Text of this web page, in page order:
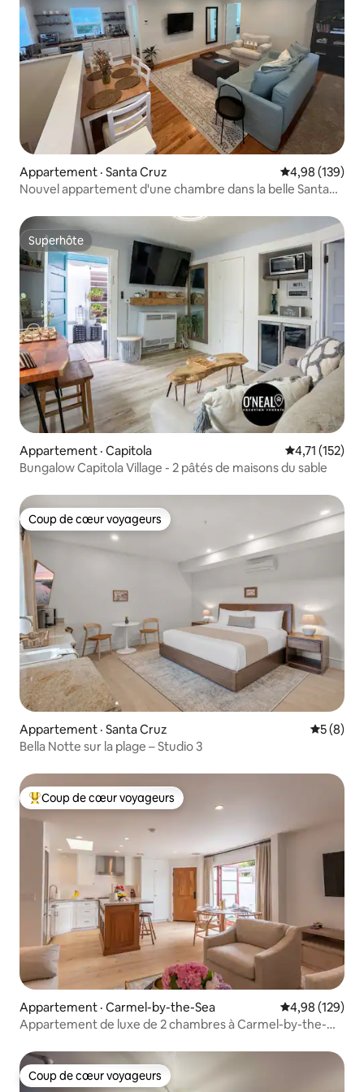
Appartement · Santa Cruz Note
4,98 (139)
Nouvel appartement d'une chambre dans la belle Santa
Superhôte
Superhôte
Appartement · Capitola Note
4,71 (152)
Bungalow Capitola Village - 2 pâtés de maisons du sable
Coup de cœur voyageurs
Coup de cœur voyageurs
Appartement · Santa Cruz Note
5 (8)
Bella Notte sur la plage – Studio 3
Coup de cœur voyageurs parmi les plus aimés
Coup de cœur voyageurs
Appartement · Carmel-by-the-Sea Note
4,98 (129)
Appartement de luxe de 2 chambres à Carmel-by-the-
Coup de cœur voyageurs
Coup de cœur voyageurs